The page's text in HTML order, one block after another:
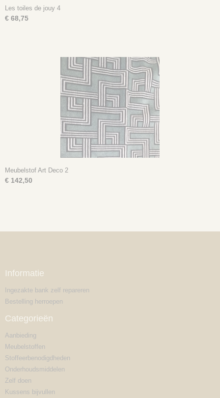
Les toiles de jouy 4
€ 68,75
Meubelstof Art Deco 2
€ 142,50
Informatie
Ingezakte bank zelf repareren
Bestelling herroepen
Categorieën
Aanbieding
Meubelstoffen
Stoffeerbenodigdheden
Onderhoudsmiddelen
Zelf doen
Kussens bijvullen